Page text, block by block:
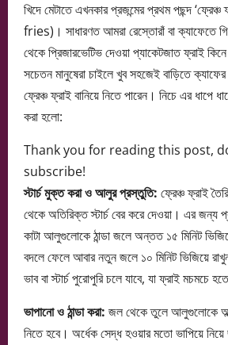
খিদে মেটাতে এখনকার প্রজন্মের প্রথম পছন্দ
fries)। সাধারণত আমরা রেস্তোরাঁ বা ক্যাফেতে
থেকে প্রিজারভেটিভ দেওয়া প্যাকেটজাত ফ্রাই
সচেতন মানুষেরা চাইলে খুব সহজেই বাড়িতে
ফ্রেঞ্চ ফ্রাই বানিয়ে নিতে পারেন। নিচে এর ধাপে
করা হলো:
Thank you for reading this post,
subscribe!
স্টার্চ মুক্ত করা ও আলুর প্রস্তুতি: ফ্রেঞ্চ ফ্রাই
থেকে অতিরিক্ত স্টার্চ বের করে দেওয়া। এর জন্য
কাটা আলুগুলোকে ঠান্ডা জলে অন্তত ১৫ মিনিট
বদলে ফেলে আবার নতুন জলে ১০ মিনিট ভিজিয়ে
ভাব বা স্টার্চ পুরোপুরি চলে যাবে, যা ফ্রাই মচমচে
ভাপানো ও ঠান্ডা করা: জল থেকে তুলে আলুগুলোকে
নিতে হবে। অর্ধেক সেদ্ধ হওয়ার মতো ভাপিয়ে